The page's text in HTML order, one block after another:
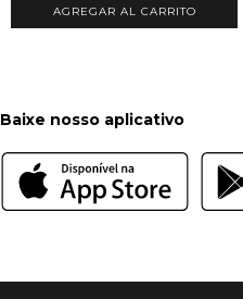
AGREGAR AL CARRITO
Baixe nosso aplicativo